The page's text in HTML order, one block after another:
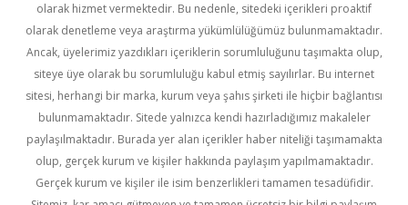
olarak hizmet vermektedir. Bu nedenle, sitedeki içerikleri proaktif
olarak denetleme veya araştırma yükümlülüğümüz bulunmamaktadır.
Ancak, üyelerimiz yazdıkları içeriklerin sorumluluğunu taşımakta olup,
siteye üye olarak bu sorumluluğu kabul etmiş sayılırlar. Bu internet
sitesi, herhangi bir marka, kurum veya şahıs şirketi ile hiçbir bağlantısı
bulunmamaktadır. Sitede yalnızca kendi hazırladığımız makaleler
paylaşılmaktadır. Burada yer alan içerikler haber niteliği taşımamakta
olup, gerçek kurum ve kişiler hakkında paylaşım yapılmamaktadır.
Gerçek kurum ve kişiler ile isim benzerlikleri tamamen tesadüfidir.